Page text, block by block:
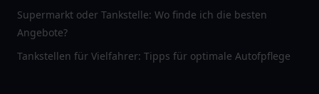
Supermarkt oder Tankstelle: Wo finde ich die besten
Angebote?
Tankstellen für Vielfahrer: Tipps für optimale Autofpflege